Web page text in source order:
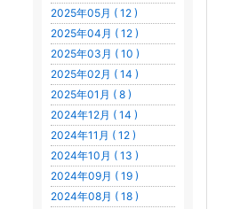
2025年05月 ( 12 )
2025年04月 ( 12 )
2025年03月 ( 10 )
2025年02月 ( 14 )
2025年01月 ( 8 )
2024年12月 ( 14 )
2024年11月 ( 12 )
2024年10月 ( 13 )
2024年09月 ( 19 )
2024年08月 ( 18 )